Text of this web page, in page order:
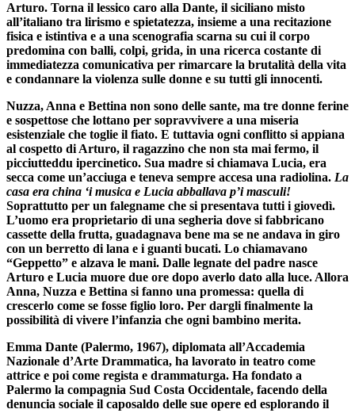
Arturo. Torna il lessico caro alla Dante, il siciliano misto
all’italiano tra lirismo e spietatezza, insieme a una recitazione
fisica e istintiva e a una scenografia scarna su cui il corpo
predomina con balli, colpi, grida, in una ricerca costante di
immediatezza comunicativa per rimarcare la brutalità della vita
e condannare la violenza sulle donne e su tutti gli innocenti.
Nuzza, Anna e Bettina non sono delle sante, ma tre donne ferine
e sospettose che lottano per sopravvivere a una miseria
esistenziale che toglie il fiato. E tuttavia ogni conflitto si appiana
al cospetto di Arturo, il ragazzino che non sta mai fermo, il
picciutteddu ipercinetico. Sua madre si chiamava Lucia, era
secca come un’acciuga e teneva sempre accesa una radiolina. La
casa era china ‘i musica e Lucia abballava p’i masculi!
Soprattutto per un falegname che si presentava tutti i giovedì.
L’uomo era proprietario di una segheria dove si fabbricano
cassette della frutta, guadagnava bene ma se ne andava in giro
con un berretto di lana e i guanti bucati. Lo chiamavano
“Geppetto” e alzava le mani. Dalle legnate del padre nasce
Arturo e Lucia muore due ore dopo averlo dato alla luce. Allora
Anna, Nuzza e Bettina si fanno una promessa: quella di
crescerlo come se fosse figlio loro. Per dargli finalmente la
possibilità di vivere l’infanzia che ogni bambino merita.
Emma Dante (Palermo, 1967), diplomata all’Accademia
Nazionale d’Arte Drammatica, ha lavorato in teatro come
attrice e poi come regista e drammaturga. Ha fondato a
Palermo la compagnia Sud Costa Occidentale, facendo della
denuncia sociale il caposaldo delle sue opere ed esplorando il